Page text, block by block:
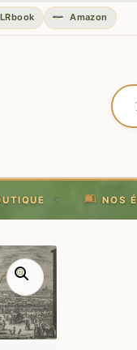
LRbook Amazon
NOS